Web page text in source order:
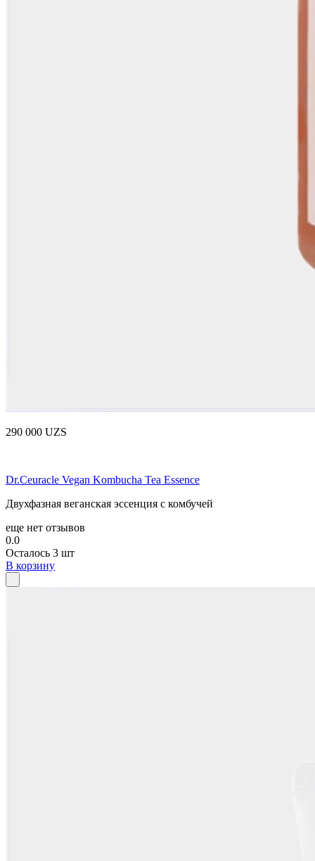
290 000 UZS
Dr.Ceuracle Vegan Kombucha Tea Essence
Двухфазная веганская эссенция с комбучей
еще нет отзывов
0.0
Осталось 3 шт
В корзину